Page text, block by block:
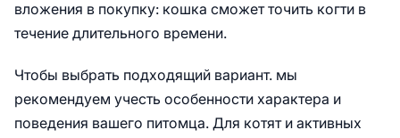
вложения в покупку: кошка сможет точить когти в
течение длительного времени.
Чтобы выбрать подходящий вариант. мы
рекомендуем учесть особенности характера и
поведения вашего питомца. Для котят и активных